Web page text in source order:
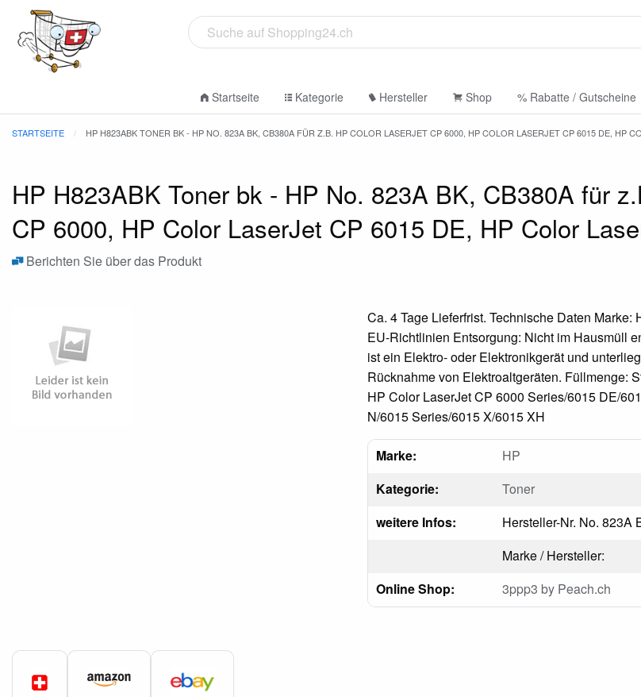
Startseite Kategorie Hersteller Shop % Rabatte / Gutscheine
STARTSEITE HP H823ABK TONER BK - HP NO. 823A BK, CB380A FÜR Z.B. HP COLOR LASERJET CP 6000, HP COLOR LASERJET CP 6015 DE, HP
HP H823ABK Toner bk - HP No. 823A BK, CB380A für
CP 6000, HP Color LaserJet CP 6015 DE, HP Color
Berichten Sie über das Produkt
Ca. 4 Tage Lieferfrist. Technische Daten Marke:
EU-Richtlinien Entsorgung: Nicht im Hausmüll
ist ein Elektro- oder Elektronikgerät und
Rücknahme von Elektroaltgeräten. Füllmenge:
HP Color LaserJet CP 6000 Series/6015 DE/
N/6015 Series/6015 X/6015 XH
Marke:
HP
Kategorie:
Toner
weitere Infos:
Hersteller-Nr. No. 823A
Marke / Hersteller:
Online Shop:
3ppp3 by Peach.ch